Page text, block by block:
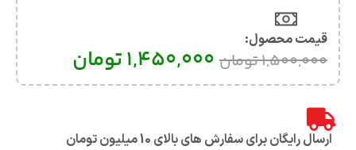
قیمت محصول:​
1,500,000تومان 1,450,000تومان
ارسال رایگان برای سفارش های بالای 10 میلیون تومان